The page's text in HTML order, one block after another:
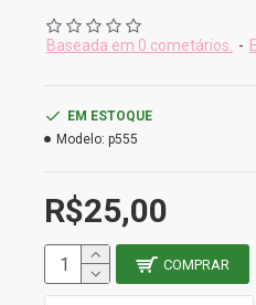
Baseada em 0 cometários. -
R$25,00
EM ESTOQUE
Modelo: p555
COMPRAR